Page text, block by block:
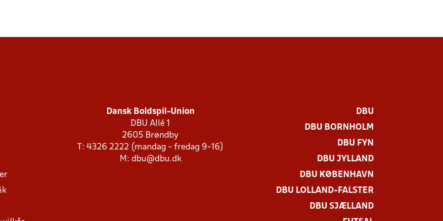
Dansk Boldspil-Union
DBU Allé 1
2605 Brøndby
T: 4326 2222 (mandag - fredag 9-16)
M: dbu@dbu.dk
DBU
DBU BORNHOLM
DBU FYN
DBU JYLLAND
DBU KØBENHAVN
DBU LOLLAND-FALSTER
DBU SJÆLLAND